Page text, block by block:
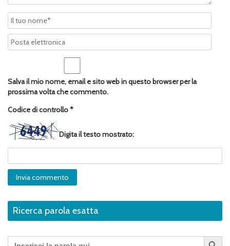
Salva il mio nome, email e sito web in questo browser per la
prossima volta che commento.
Codice di controllo*
Digita il testo mostrato:
Ricerca parola esatta
Search Search Button